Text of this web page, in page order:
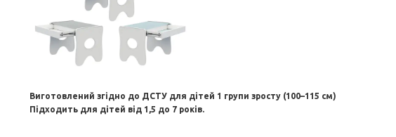
Виготовлений згідно до ДСТУ для дітей 1 групи зросту (100–115 см)
Підходить для дітей від 1,5 до 7 років.